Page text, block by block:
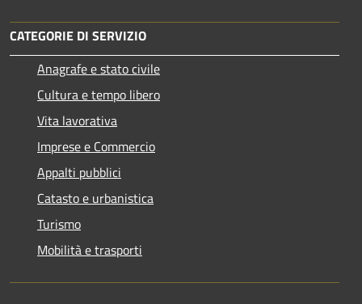
CATEGORIE DI SERVIZIO
Anagrafe e stato civile
Cultura e tempo libero
Vita lavorativa
Imprese e Commercio
Appalti pubblici
Catasto e urbanistica
Turismo
Mobilità e trasporti